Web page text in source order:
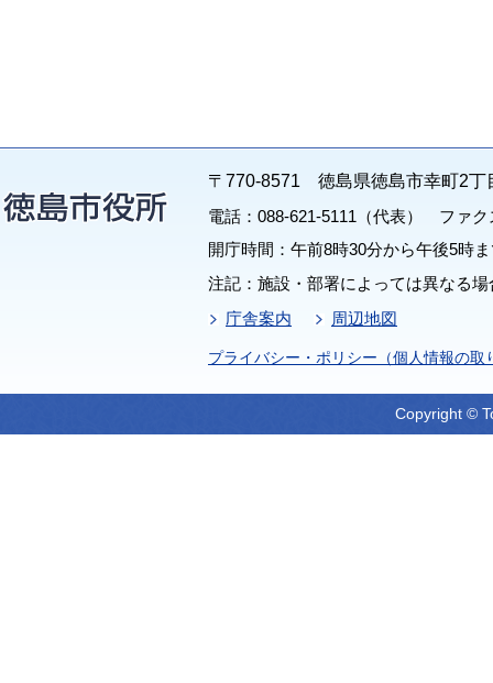
〒770-8571 徳島県徳島市幸町2丁
電話：088-621-5111（代表） ファク
開庁時間：午前8時30分から午後5時
注記：施設・部署によっては異なる
庁舎案内
周辺地図
プライバシー・ポリシー（個人情報の取
Copyright ©